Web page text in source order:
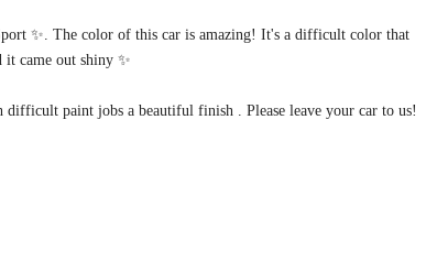
✨. The color of this car is amazing! It's a difficult color that
it came out shiny ✨
paint jobs a beautiful finish . Please leave your car to us!